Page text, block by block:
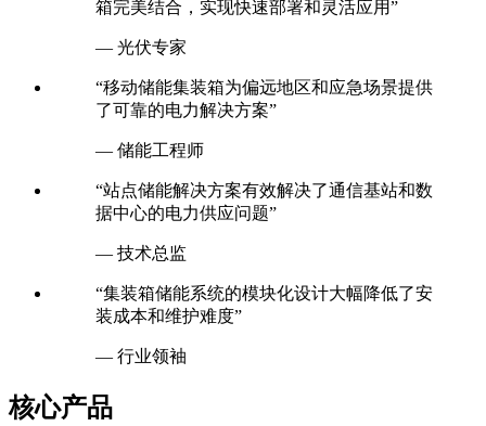
箱完美结合，实现快速部署和灵活应用”
— 光伏专家
“移动储能集装箱为偏远地区和应急场景提供
了可靠的电力解决方案”
— 储能工程师
“站点储能解决方案有效解决了通信基站和数
据中心的电力供应问题”
— 技术总监
“集装箱储能系统的模块化设计大幅降低了安
装成本和维护难度”
— 行业领袖
核心产品